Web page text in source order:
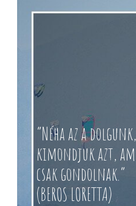
“Néha az a
kimondjuk azt,
csak gondolnak.”
(BEROS LORETTA)